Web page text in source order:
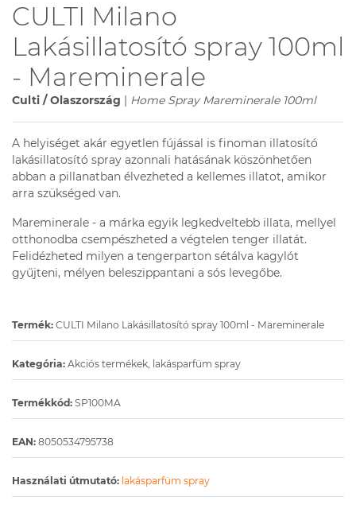
CULTI Milano
Lakásillatosító spray 100ml
- Mareminerale
Culti / Olaszország | Home Spray Mareminerale 100ml
A helyiséget akár egyetlen fújással is finoman illatosító
lakásillatosító spray azonnali hatásának köszönhetően
abban a pillanatban élvezheted a kellemes illatot, amikor
arra szükséged van.
Mareminerale - a márka egyik legkedveltebb illata, mellyel
otthonodba csempészheted a végtelen tenger illatát.
Felidézheted milyen a tengerparton sétálva kagylót
gyűjteni, mélyen beleszippantani a sós levegőbe.
Termék: CULTI Milano Lakásillatosító spray 100ml - Mareminerale
Kategória: Akciós termékek, lakásparfüm spray
Termékkód: SP100MA
EAN: 8050534795738
Használati útmutató: lakásparfüm spray